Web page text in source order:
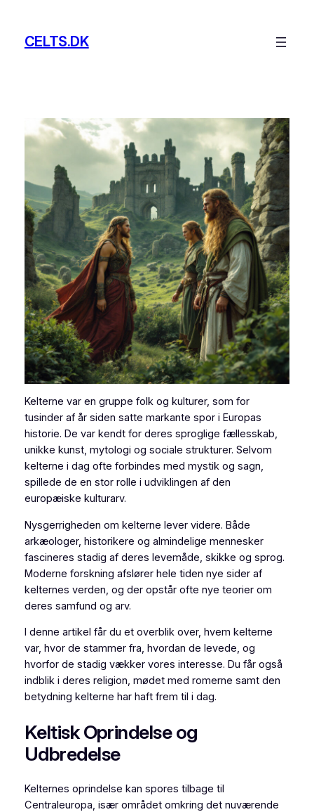
contentCELTS.DK
Kelterne var en gruppe folk og kulturer, som for
tusinder af år siden satte markante spor i Europas
historie. De var kendt for deres sproglige fællesskab,
unikke kunst, mytologi og sociale strukturer. Selvom
kelterne i dag ofte forbindes med mystik og sagn,
spillede de en stor rolle i udviklingen af den
europæiske kulturarv.
Nysgerrigheden om kelterne lever videre. Både
arkæologer, historikere og almindelige mennesker
fascineres stadig af deres levemåde, skikke og sprog.
Moderne forskning afslører hele tiden nye sider af
kelternes verden, og der opstår ofte nye teorier om
deres samfund og arv.
I denne artikel får du et overblik over, hvem kelterne
var, hvor de stammer fra, hvordan de levede, og
hvorfor de stadig vækker vores interesse. Du får også
indblik i deres religion, mødet med romerne samt den
betydning kelterne har haft frem til i dag.
Keltisk Oprindelse og
Udbredelse
Kelternes oprindelse kan spores tilbage til
Centraleuropa, især området omkring det nuværende